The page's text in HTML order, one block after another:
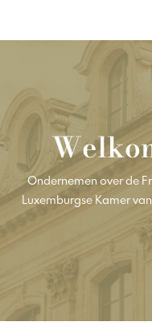
Ondernemen over de
Luxemburgse Kamer